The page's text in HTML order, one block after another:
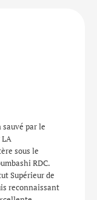
sauvé par le
LA
sous le
RDC.
Supérieur de
reconnaissant